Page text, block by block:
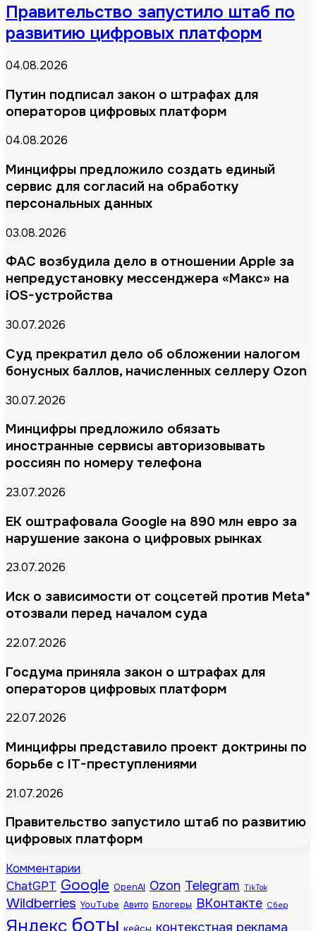
Правительство запустило штаб по
развитию цифровых платформ
04.08.2026
Путин подписал закон о штрафах для
операторов цифровых платформ
04.08.2026
Минцифры предложило создать единый
сервис для согласий на обработку
персональных данных
03.08.2026
ФАС возбудила дело в отношении Apple за
непредустановку мессенджера «Макс» на
iOS-устройства
30.07.2026
Суд прекратил дело об обложении налогом
бонусных баллов, начисленных селлеру Ozon
30.07.2026
Минцифры предложило обязать
иностранные сервисы авторизовывать
россиян по номеру телефона
23.07.2026
ЕК оштрафовала Google на 890 млн евро за
нарушение закона о цифровых рынках
23.07.2026
Иск о зависимости от соцсетей против Meta*
отозвали перед началом суда
22.07.2026
Госдума приняла закон о штрафах для
операторов цифровых платформ
22.07.2026
Минцифры представило проект доктрины по
борьбе с IT-преступлениями
21.07.2026
Правительство запустило штаб по развитию
цифровых платформ
Комментарии
ChatGPT Google OpenAI Ozon Telegram TikTok
Wildberries YouTube Авито Блогеры ВКонтакте Сбер
Яндекс боты контекстная реклама